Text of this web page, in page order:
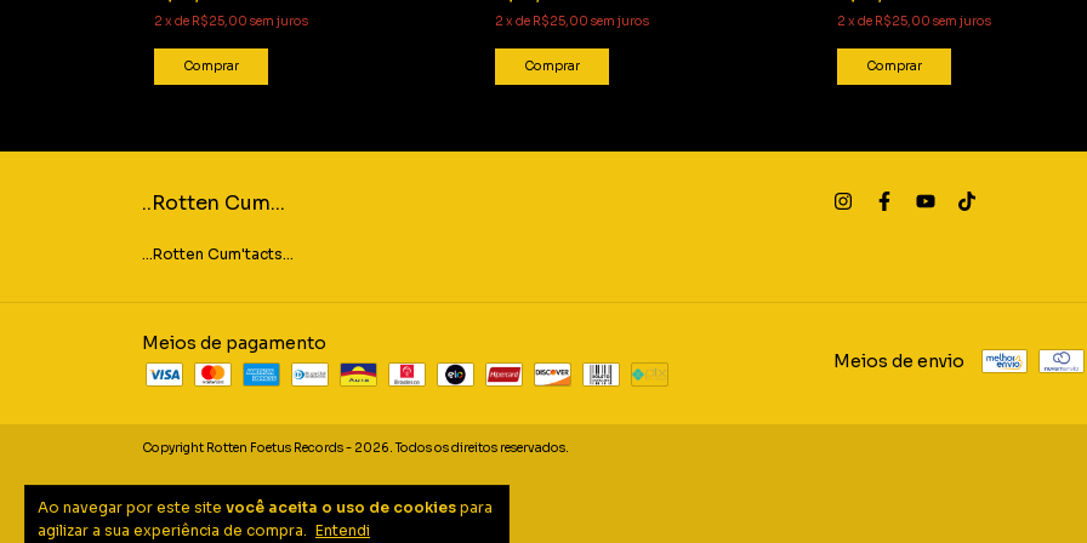
Ao navegar por este site você aceita o uso de cookies para
agilizar a sua experiência de compra. Entendi
2 x de R$25,00 sem juros
Comprar
2 xde R$25,00 sem juros
Comprar
2 x de R$25,00 sem juros
Comprar
..Rotten Cum...
...Rotten Cum'tacts...
Meios de pagamento
Meios de envio
Copyright Rotten Foetus Records - 2026. Todos os direitos reservados.